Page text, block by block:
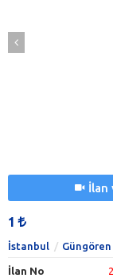
İlan
1
İstanbul Güngören
İlan No